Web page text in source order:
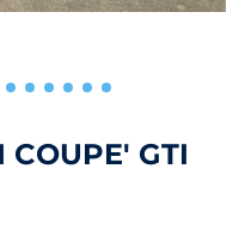
COUPE' GTI